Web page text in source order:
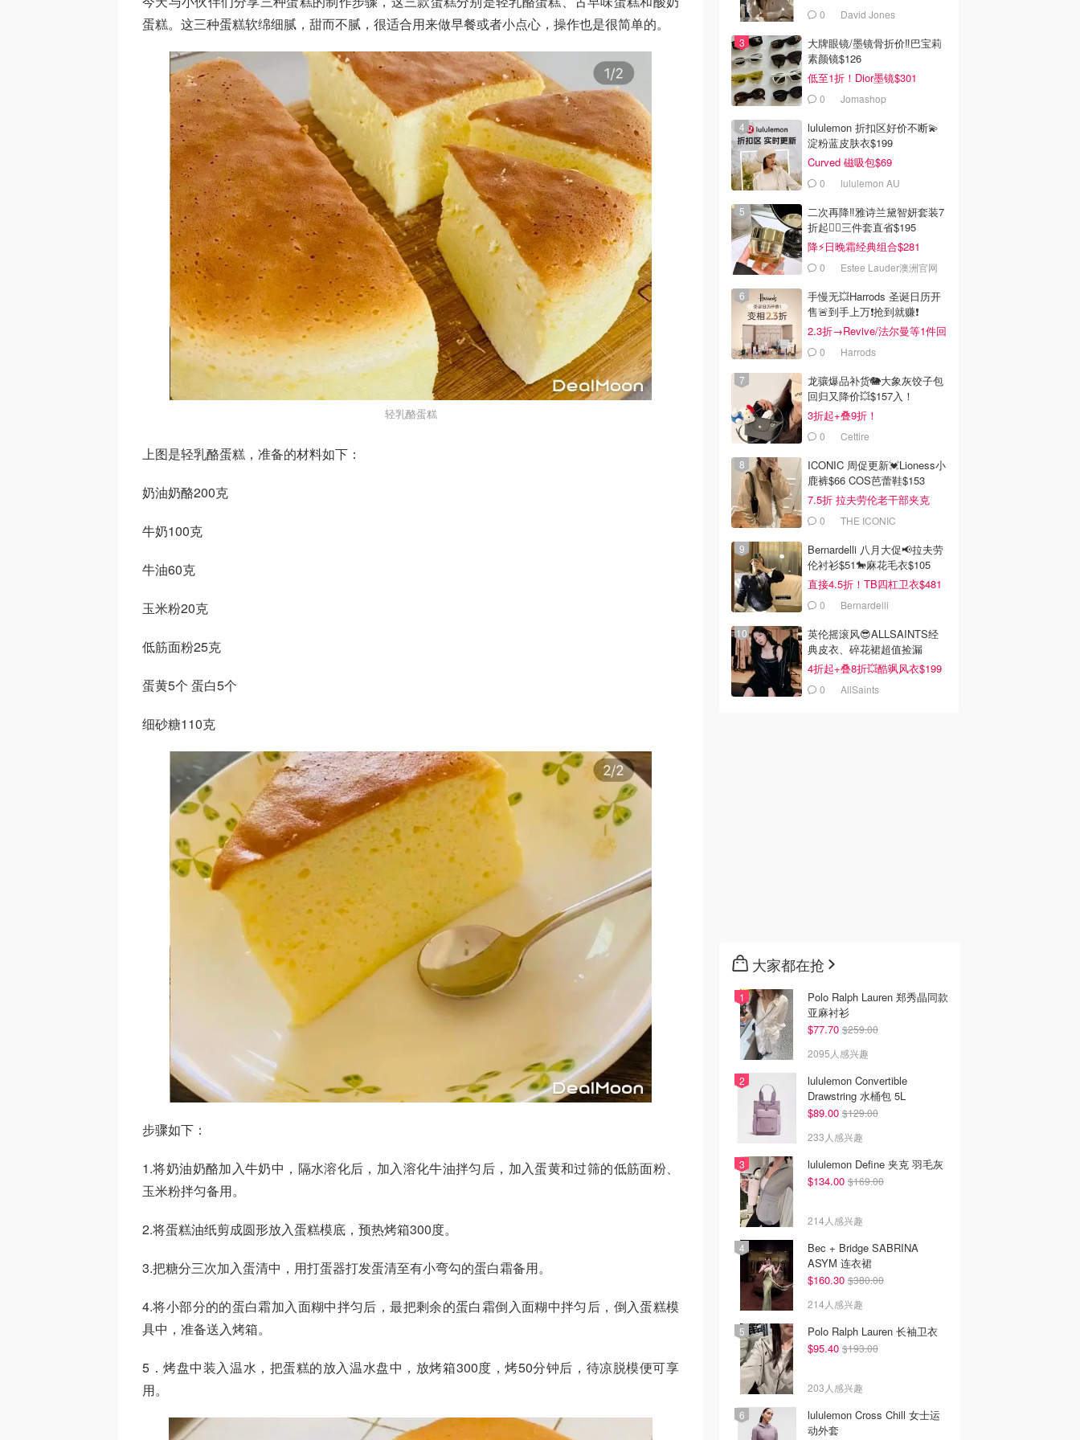
蛋糕。这三种蛋糕软绵细腻，甜而不腻，很适合用来做早餐或者小点心，操作也是很简单的。
轻乳酪蛋糕
上图是轻乳酪蛋糕，准备的材料如下：
奶油奶酪200克
牛奶100克
牛油60克
玉米粉20克
低筋面粉25克
蛋黄5个 蛋白5个
细砂糖110克
步骤如下：
1.将奶油奶酪加入牛奶中，隔水溶化后，加入溶化牛油拌匀后，加入蛋黄和过筛的低筋面粉、
玉米粉拌匀备用。
2.将蛋糕油纸剪成圆形放入蛋糕模底，预热烤箱300度。
3.把糖分三次加入蛋清中，用打蛋器打发蛋清至有小弯勾的蛋白霜备用。
4.将小部分的的蛋白霜加入面糊中拌匀后，最把剩余的蛋白霜倒入面糊中拌匀后，倒入蛋糕模
具中，准备送入烤箱。
5．烤盘中装入温水，把蛋糕的放入温水盘中，放烤箱300度，烤50分钟后，待凉脱模便可享
用。
0 David Jones
大牌眼镜/墨镜骨折价‼️巴宝莉
素颜镜$126
低至1折！Dior墨镜$301
0 Jomashop
lululemon 折扣区好价不断💫
淀粉蓝皮肤衣$199
Curved 磁吸包$69
0 lululemon AU
二次再降‼️雅诗兰黛智妍套装7
折起❤️‍🔥三件套直省$195
降⚡日晚霜经典组合$281
0 Estee Lauder澳洲官网
手慢无💥Harrods 圣诞日历开
售🚨到手上万❗️抢到就赚❗️
2.3折→Revive/法尔曼等1件回
本！0 Harrods
龙骧爆品补货🐘大象灰饺子包
回归又降价💥$157入！
3折起+叠9折！
0 Cettire
ICONIC 周促更新💓Lioness小
鹿裤$66 COS芭蕾鞋$153
7.5折 拉夫劳伦老干部夹克
$4190 THE ICONIC
Bernardelli 八月大促📢拉夫劳
伦衬衫$51🐎麻花毛衣$105
直接4.5折！TB四杠卫衣$481
0 Bernardelli
英伦摇滚风😎ALLSAINTS经
典皮衣、碎花裙超值捡漏
4折起+叠8折💥酷飒风衣$199
0 AllSaints
大家都在抢
Polo Ralph Lauren 郑秀晶同款
亚麻衬衫
$77.70 $259.00
2095人感兴趣
lululemon Convertible
Drawstring 水桶包 5L
$89.00 $129.00
233人感兴趣
lululemon Define 夹克 羽毛灰
$134.00 $169.00
214人感兴趣
Bec + Bridge SABRINA
ASYM 连衣裙
$160.30 $380.00
214人感兴趣
Polo Ralph Lauren 长袖卫衣
$95.40 $193.00
203人感兴趣
lululemon Cross Chill 女士运
动外套